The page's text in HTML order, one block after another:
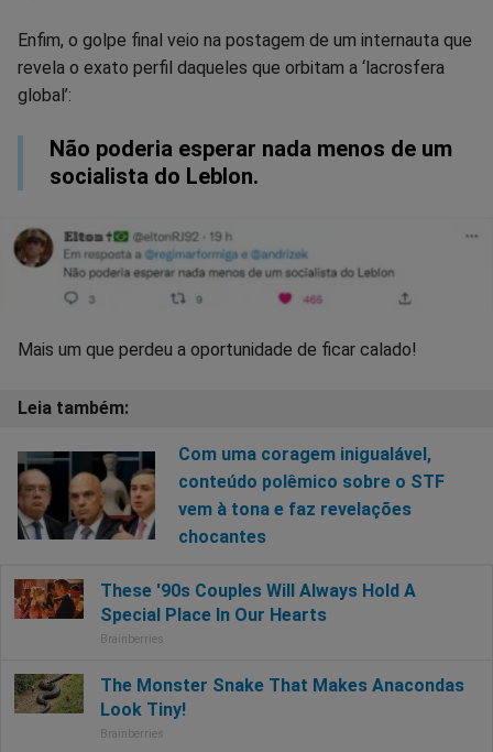
Enfim, o golpe final veio na postagem de um internauta que
revela o exato perfil daqueles que orbitam a ‘lacrosfera
global’:
Não poderia esperar nada menos de um
socialista do Leblon.
Mais um que perdeu a oportunidade de ficar calado!
Com uma coragem inigualável,
conteúdo polêmico sobre o STF
vem à tona e faz revelações
chocantes